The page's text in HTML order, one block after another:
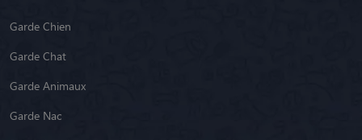
Garde Chien
Garde Chat
Garde Animaux
Garde Nac